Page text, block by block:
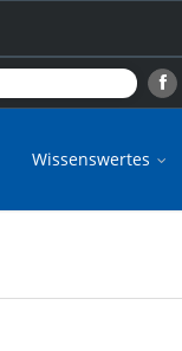
Wissenswertes